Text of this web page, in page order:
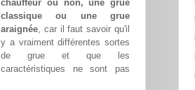
chauffeur ou non, une grue
classique ou une grue
araignée, car il faut savoir qu'il
y a vraiment différentes sortes
de grue et que les
caractéristiques ne sont pas